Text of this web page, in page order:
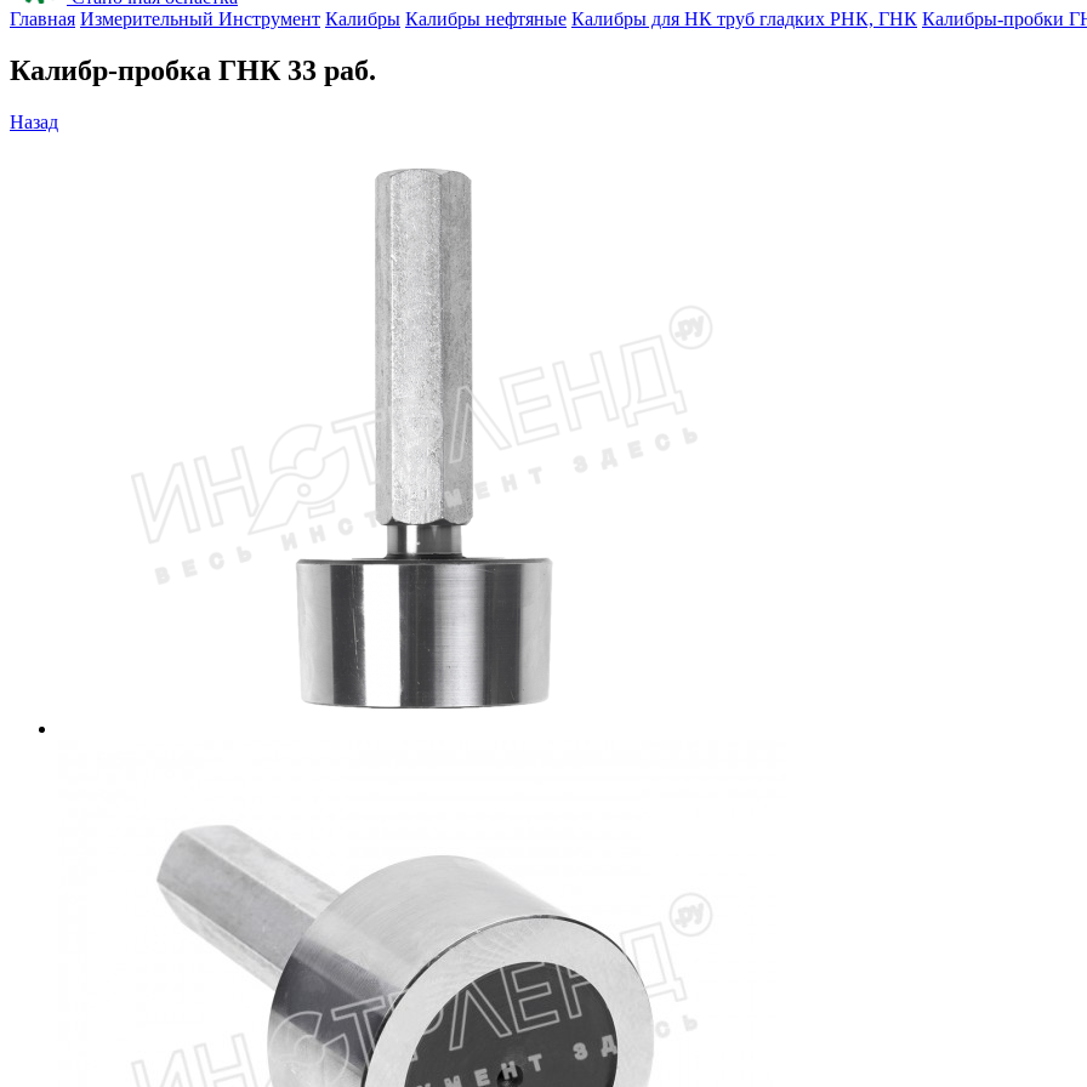
Главная Измерительный Инструмент Калибры Калибры нефтяные Калибры для НК труб гладких РНК, ГНК Калибры-пробки
Калибр-пробка ГНК 33 раб.
Назад